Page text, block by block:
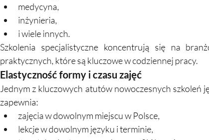
medycyna,
inżynieria,
i wiele innych.
Szkolenia specjalistyczne koncentrują się na
praktycznych, które są kluczowe w codziennej pracy.
Elastyczność formy i czasu zajęć
Jednym z kluczowych atutów nowoczesnych szkoleń
zapewnia:
zajęcia w dowolnym miejscu w Polsce,
lekcje w dowolnym języku i terminie,